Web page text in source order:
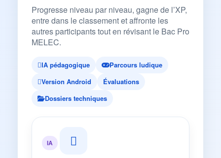
Progresse niveau par niveau, gagne de l’XP,
entre dans le classement et affronte les
autres participants tout en révisant le Bac Pro
MELEC.
IA pédagogique
Parcours ludique
Version Android
Évaluations
Dossiers techniques
IA